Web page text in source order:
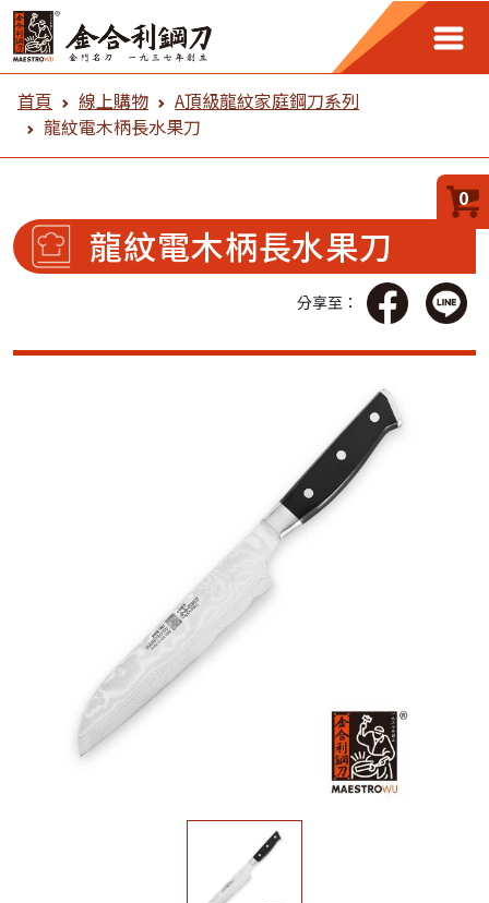
0
金合利鋼刀 線上購物
首頁 線上購物
A頂級龍紋家庭鋼刀系列
龍紋電木柄長水果刀
龍紋電木柄長水果刀
分享至：